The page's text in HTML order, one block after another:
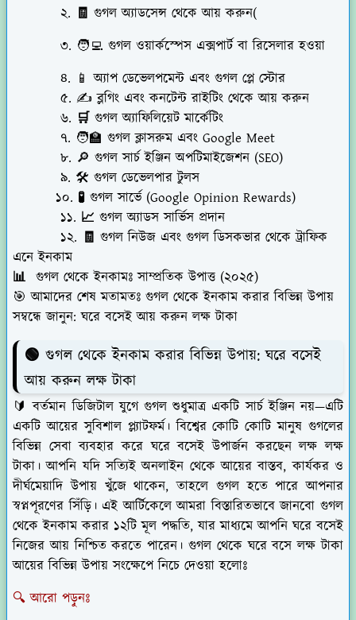
২. 🧾 গুগল অ্যাডসেন্স থেকে আয় করুন(
৩. 🧑‍💻 গুগল ওয়ার্কস্পেস এক্সপার্ট বা রিসেলার হওয়া
৪. 📱অ্যাপ ডেভেলপমেন্ট এবং গুগল প্লে স্টোর
৫. ✍️ ব্লগিং এবং কনটেন্ট রাইটিং থেকে আয় করুন
৬. 🛒 গুগল অ্যাফিলিয়েট মার্কেটিং
৭. 🧑‍🏫 গুগল ক্লাসরুম এবং Google Meet
৮. 🔎 গুগল সার্চ ইঞ্জিন অপটিমাইজেশন (SEO)
৯. 🛠️ গুগল ডেভেলপার টুলস
১০. 🧪 গুগল সার্ভে (Google Opinion Rewards)
১১. 📈 গুগল অ্যাডস সার্ভিস প্রদান
১২. 🧾 গুগল নিউজ এবং গুগল ডিসকভার থেকে ট্রাফিক
এনে ইনকাম
📊 গুগল থেকে ইনকামঃসাম্প্রতিক উপাত্ত (২০২৫)
🎯আমাদের শেষ মতামতঃ গুগল থেকে ইনকাম করার বিভিন্ন উপায়
সম্বন্ধে জানুন: ঘরে বসেই আয় করুন লক্ষ টাকা
🟢 গুগল থেকে ইনকাম করার বিভিন্ন উপায়: ঘরে বসেই
আয় করুন লক্ষ টাকা
🔰 বর্তমান ডিজিটাল যুগে গুগল শুধুমাত্র একটি সার্চ ইঞ্জিন নয়—এটি
একটি আয়ের সুবিশাল প্ল্যাটফর্ম। বিশ্বের কোটি কোটি মানুষ গুগলের
বিভিন্ন সেবা ব্যবহার করে ঘরে বসেই উপার্জন করছেন লক্ষ লক্ষ
টাকা। আপনি যদি সত্যিই অনলাইন থেকে আয়ের বাস্তব, কার্যকর ও
দীর্ঘমেয়াদি উপায় খুঁজে থাকেন, তাহলে গুগল হতে পারে আপনার
স্বপ্নপূরণের সিঁড়ি। এই আর্টিকেলে আমরা বিস্তারিতভাবে জানবো গুগল
থেকে ইনকাম করার ১২টি মূল পদ্ধতি, যার মাধ্যমে আপনি ঘরে বসেই
নিজের আয় নিশ্চিত করতে পারেন। গুগল থেকে ঘরে বসে লক্ষ টাকা
আয়ের বিভিন্ন উপায় সংক্ষেপে নিচে দেওয়া হলোঃ
🔍 আরো পড়ুনঃ